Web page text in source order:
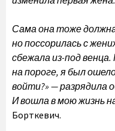
Сама она тоже
но поссорилась с
сбежала из-под венца.
на пороге, я был
войти?» — разрядила
И вошла в мою жизнь
Борткевич.